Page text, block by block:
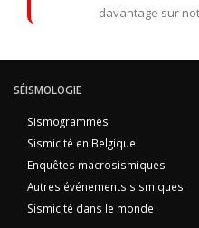
davantage sur
SÉISMOLOGIE
Sismogrammes
Sismicité en Belgique
Enquêtes macrosismiques
Autres événements sismiques
Sismicité dans le monde